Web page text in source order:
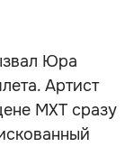
Юра
Артист
МХТ сразу